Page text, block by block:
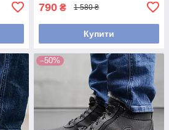
790 ₴ 1 580 ₴
Купити
–50%